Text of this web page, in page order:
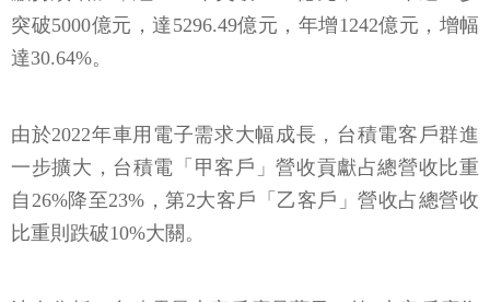
突破5000億元，達5296.49億元，年增1242億元，增幅
達30.64%。
由於2022年車用電子需求大幅成長，台積電客戶群進
一步擴大，台積電「甲客戶」營收貢獻占總營收比重
自26%降至23%，第2大客戶「乙客戶」營收占總營收
比重則跌破10%大關。